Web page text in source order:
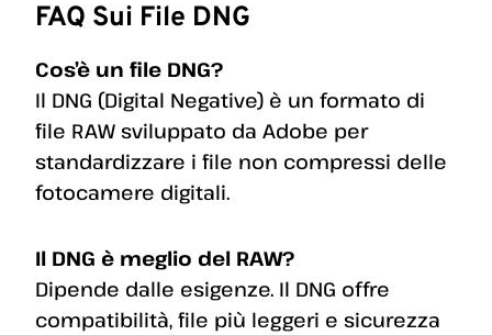
FAQ Sui File DNG
Cos’è un file DNG?
Il DNG (Digital Negative) è un formato di
file RAW sviluppato da Adobe per
standardizzare i file non compressi delle
fotocamere digitali.
Il DNG è meglio del RAW?
Dipende dalle esigenze. Il DNG offre
compatibilità, file più leggeri e sicurezza